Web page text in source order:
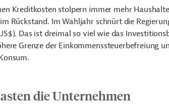
Kreditkosten stolpern immer mehr
Rückstand. Im Wahljahr schnürt die
Das ist dreimal so viel wie das
Grenze der Einkommenssteuerbefreiung
die Unternehmen